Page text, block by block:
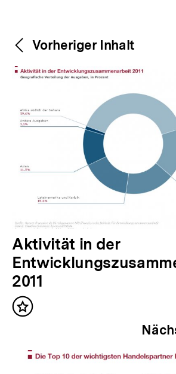
Weitere
Inhalte
Content-
Navigation
Vorheriger Inhalt
V
o
r
h
e
Aktivität in der
2011
Inhalt